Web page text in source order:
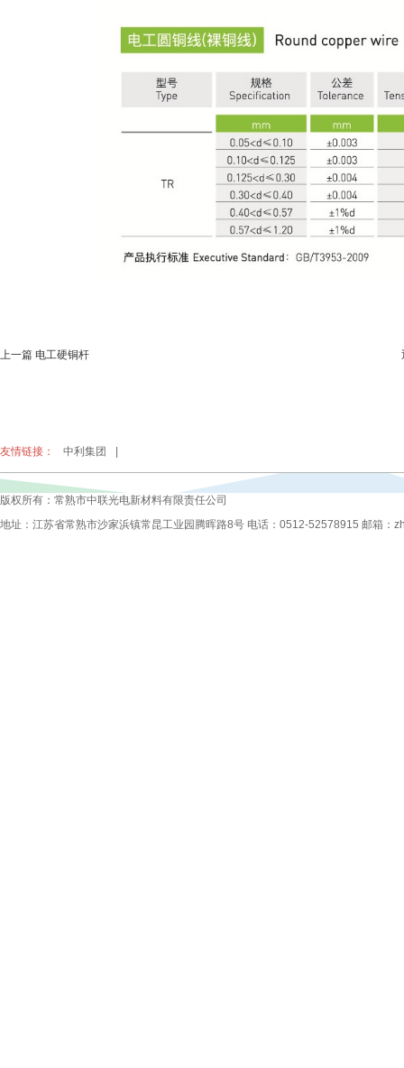
上一篇 电工硬铜杆
友情链接： 中利集团
版权所有：常熟市中联光电新材料有限责任公司
地址：江苏省常熟市沙家浜镇常昆工业园腾晖路8号 电话：0512-52578915 邮箱：